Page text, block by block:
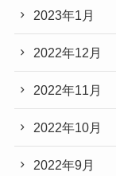
2023年1月
2022年12月
2022年11月
2022年10月
2022年9月